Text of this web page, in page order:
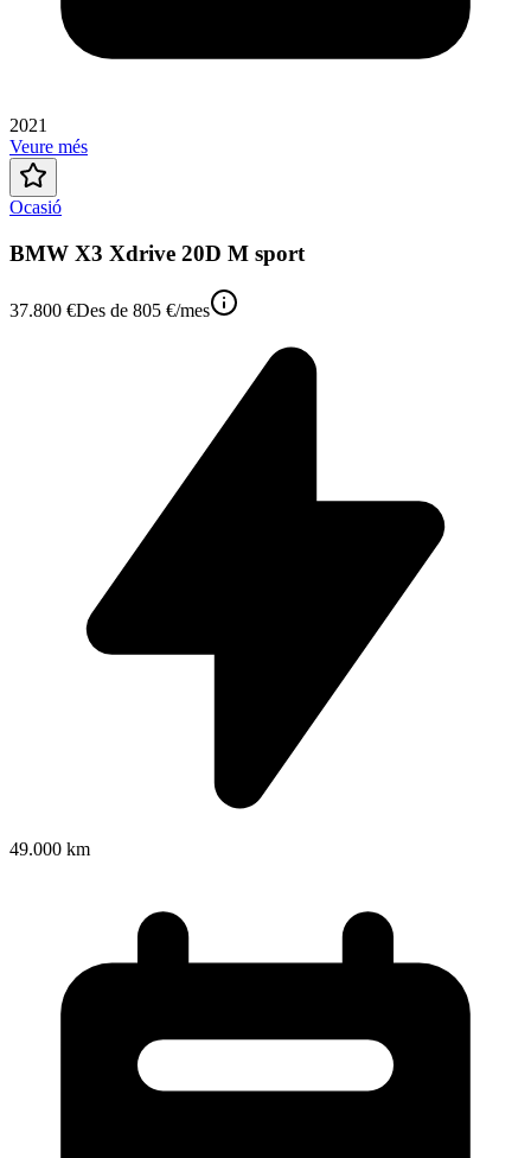
2021
Veure més
Ocasió
BMW X3 Xdrive 20D M sport
37.800 €Des de 805 €/mes
49.000 km